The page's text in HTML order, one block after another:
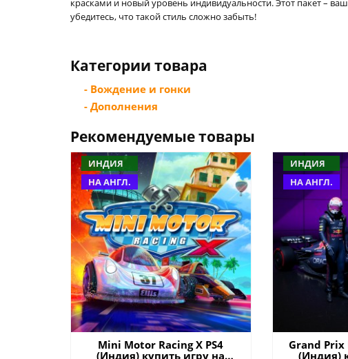
красками и новый уровень индивидуальности. Этот пакет –
убедитесь, что такой стиль сложно забыть!
Категории товара
- Вождение и гонки
- Дополнения
Рекомендуемые товары
ИНДИЯ
НА АНГЛ.
Mini Motor Racing X PS4
(Индия) купить игру на
ИНДИЯ
НА АНГЛ.
Grand Prix
(Индия)